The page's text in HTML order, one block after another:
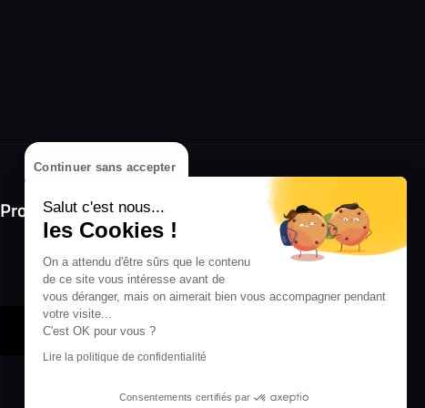
Continuer sans accepter
Salut c'est nous...
les Cookies !
On a attendu d'être sûrs que le contenu
de ce site vous intéresse avant de
vous déranger, mais on aimerait bien vous accompagner pendant
votre visite...
C'est OK pour vous ?
Lire la politique de confidentialité
Consentements certifiés par
Prolongez l'expérience avec l'application
RIFFX !
Disponible sur l'App Store et Google Play